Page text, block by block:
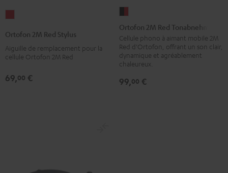
Red
Stylus
Ortofon 2M Red Stylus
Aiguille de remplacement pour la
cellule Ortofon 2M Red
69,00 €
2M
Red
Tonabnehmer
Noir
Rouge
Ortofon 2M Red Tonabnehmer
Cellule phono à aimant mobile 2M
Red d'Ortofon, offrant un son clair,
dynamique et agréablement
chaleureux.
99,00 €